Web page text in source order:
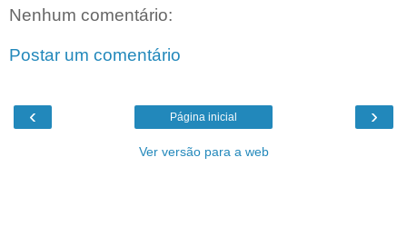
Nenhum comentário:
Postar um comentário
‹ ›
Página inicial
Ver versão para a web